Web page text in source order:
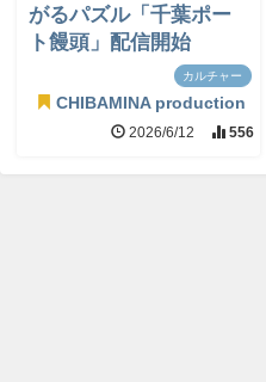
がるパズル「千葉ポー
ト饅頭」配信開始
カルチャー
CHIBAMINA production
2026/6/12 556